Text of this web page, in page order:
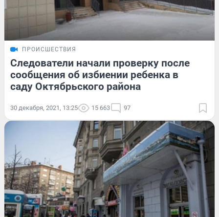
ПРОИСШЕСТВИЯ
Следователи начали проверку после
сообщения об избиении ребенка в
саду Октябрьского района
30 декабря, 2021, 13:25 15 663 97